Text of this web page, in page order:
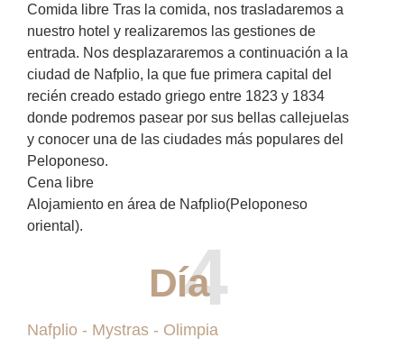
Comida libre Tras la comida, nos trasladaremos a
nuestro hotel y realizaremos las gestiones de
entrada. Nos desplazararemos a continuación a la
ciudad de Nafplio, la que fue primera capital del
recién creado estado griego entre 1823 y 1834
donde podremos pasear por sus bellas callejuelas
y conocer una de las ciudades más populares del
Peloponeso.
Cena libre
Alojamiento en área de Nafplio(Peloponeso
oriental).
4
Día
Nafplio - Mystras - Olimpia